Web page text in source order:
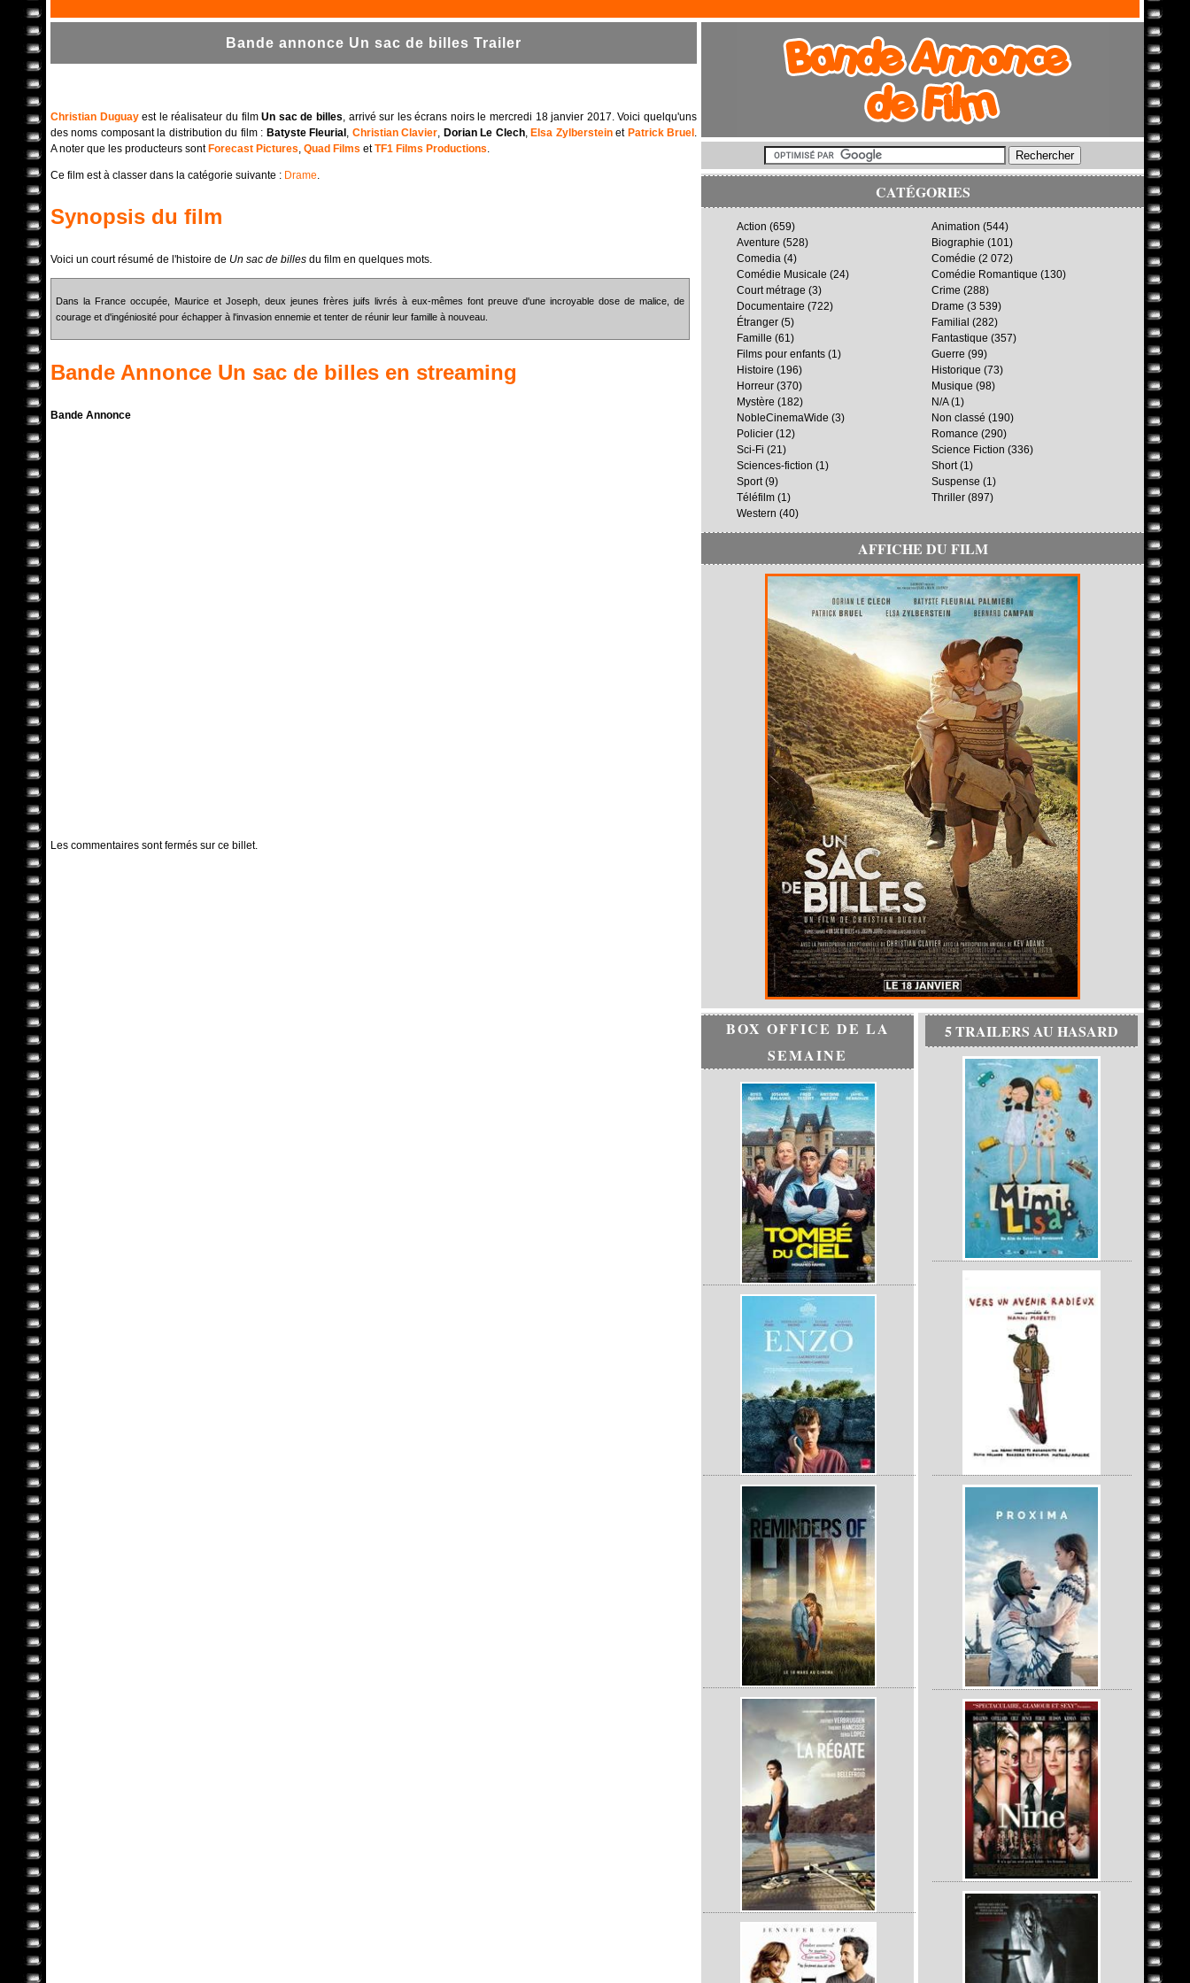
Bande annonce Un sac de billes Trailer
Christian Duguayest le réalisateur du filmUn sac de billes, arrivé sur les écrans noirs le mercredi 18 janvier 2017. Voici quelqu'uns
des noms composant la distribution du film : Batyste Fleurial , Christian Clavier, Dorian Le Clech, Elsa Zylbersteinet Patrick Bruel .
A noter que les producteurs sont Forecast Pictures, Quad Films etTF1 Films Productions.
Ce film est à classer dans la catégorie suivante : Drame.
Synopsis du film
Voici un court résumé de l'histoire de Un sac de billes du film en quelques mots.
Dans la France occupée, Maurice et Joseph, deux jeunes frères juifs livrés à eux-mêmes font preuve d'une incroyable dose de malice, de
courage et d'ingéniosité pour échapper à l'invasion ennemie et tenter de réunir leur famille à nouveau.
Bande Annonce Un sac de billes en streaming
Bande Annonce
Les commentaires sont fermés sur ce billet.
CATÉGORIES
Action (659) Animation (544)
Aventure (528) Biographie (101)
Comedia (4) Comédie (2 072)
Comédie Musicale (24) Comédie Romantique (130)
Court métrage (3) Crime (288)
Documentaire (722) Drame (3 539)
Étranger (5) Familial (282)
Famille (61) Fantastique (357)
Films pour enfants (1) Guerre (99)
Histoire (196) Historique (73)
Horreur (370) Musique (98)
Mystère (182) N/A(1)
NobleCinemaWide (3) Non classé (190)
Policier (12) Romance (290)
Sci-Fi (21) Science Fiction (336)
Sciences-fiction (1) Short(1)
Sport(9) Suspense (1)
Téléfilm (1) Thriller (897)
Western (40)
AFFICHE DU FILM
BOX OFFICE DE LA
SEMAINE
5 TRAILERS AU HASARD